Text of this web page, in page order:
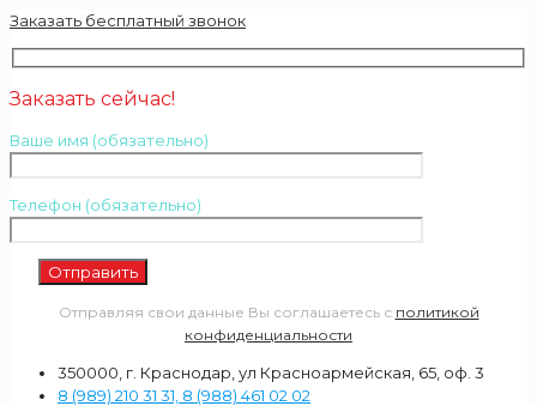
Заказать бесплатный звонок
Заказать сейчас!
Ваше имя (обязательно)
Телефон (обязательно)
Отправляя свои данные Вы соглашаетесь с политикой
конфиденциальности
350000, г. Краснодар, ул Красноармейская, 65, оф. 3
8 (989) 210 31 31, 8 (988) 461 02 02